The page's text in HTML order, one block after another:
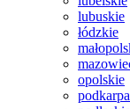
lubuskie
łódzkie
opolskie